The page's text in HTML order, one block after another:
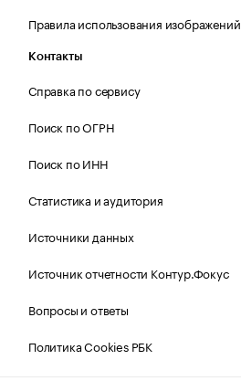
Правила использования изображений
Контакты
Справка по сервису
Поиск по ОГРН
Поиск по ИНН
Статистика и аудитория
Источники данных
Источник отчетности Контур.Фокус
Вопросы и ответы
Политика Cookies РБК